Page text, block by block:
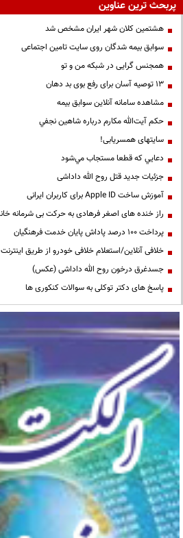
پربحث ترین عناوین
هشتمین کلان شهر ایران مشخص شد
سوابق بیمه شدگان روی سایت تامین اجتماعی
همجنس گرایی در شبکه من و تو
13 توصیه آسان برای رفع بوی بد دهان
مشاهده سامانه آنلاين سوابق بیمه
حكم آيت‌الله مكارم درباره شاهين نجفي
سایتهای همسریابی!
دعايي كه قطعا مستجاب مي‌شود
جزئیات جدید قتل روح الله داداشی
آموزش ساخت Apple ID برای کاربران ایرانی
راز خنده های اصغر فرهادی به حرکت بی شرمانه
پرداخت ۱۰۰ درصد پاداش پایان خدمت فرهنگیان
خلافی آنلاین/استعلام خلافی خودرو از طریق
جسدغرق درخون روح الله داداشی (عکس)
پاسخ های دکتر توکلی به سوالات کنکوری ها